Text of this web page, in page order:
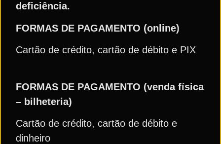
deficiência.
FORMAS DE PAGAMENTO (online)
Cartão de crédito, cartão de débito e PIX
FORMAS DE PAGAMENTO (venda física
– bilheteria)
Cartão de crédito, cartão de débito e
dinheiro